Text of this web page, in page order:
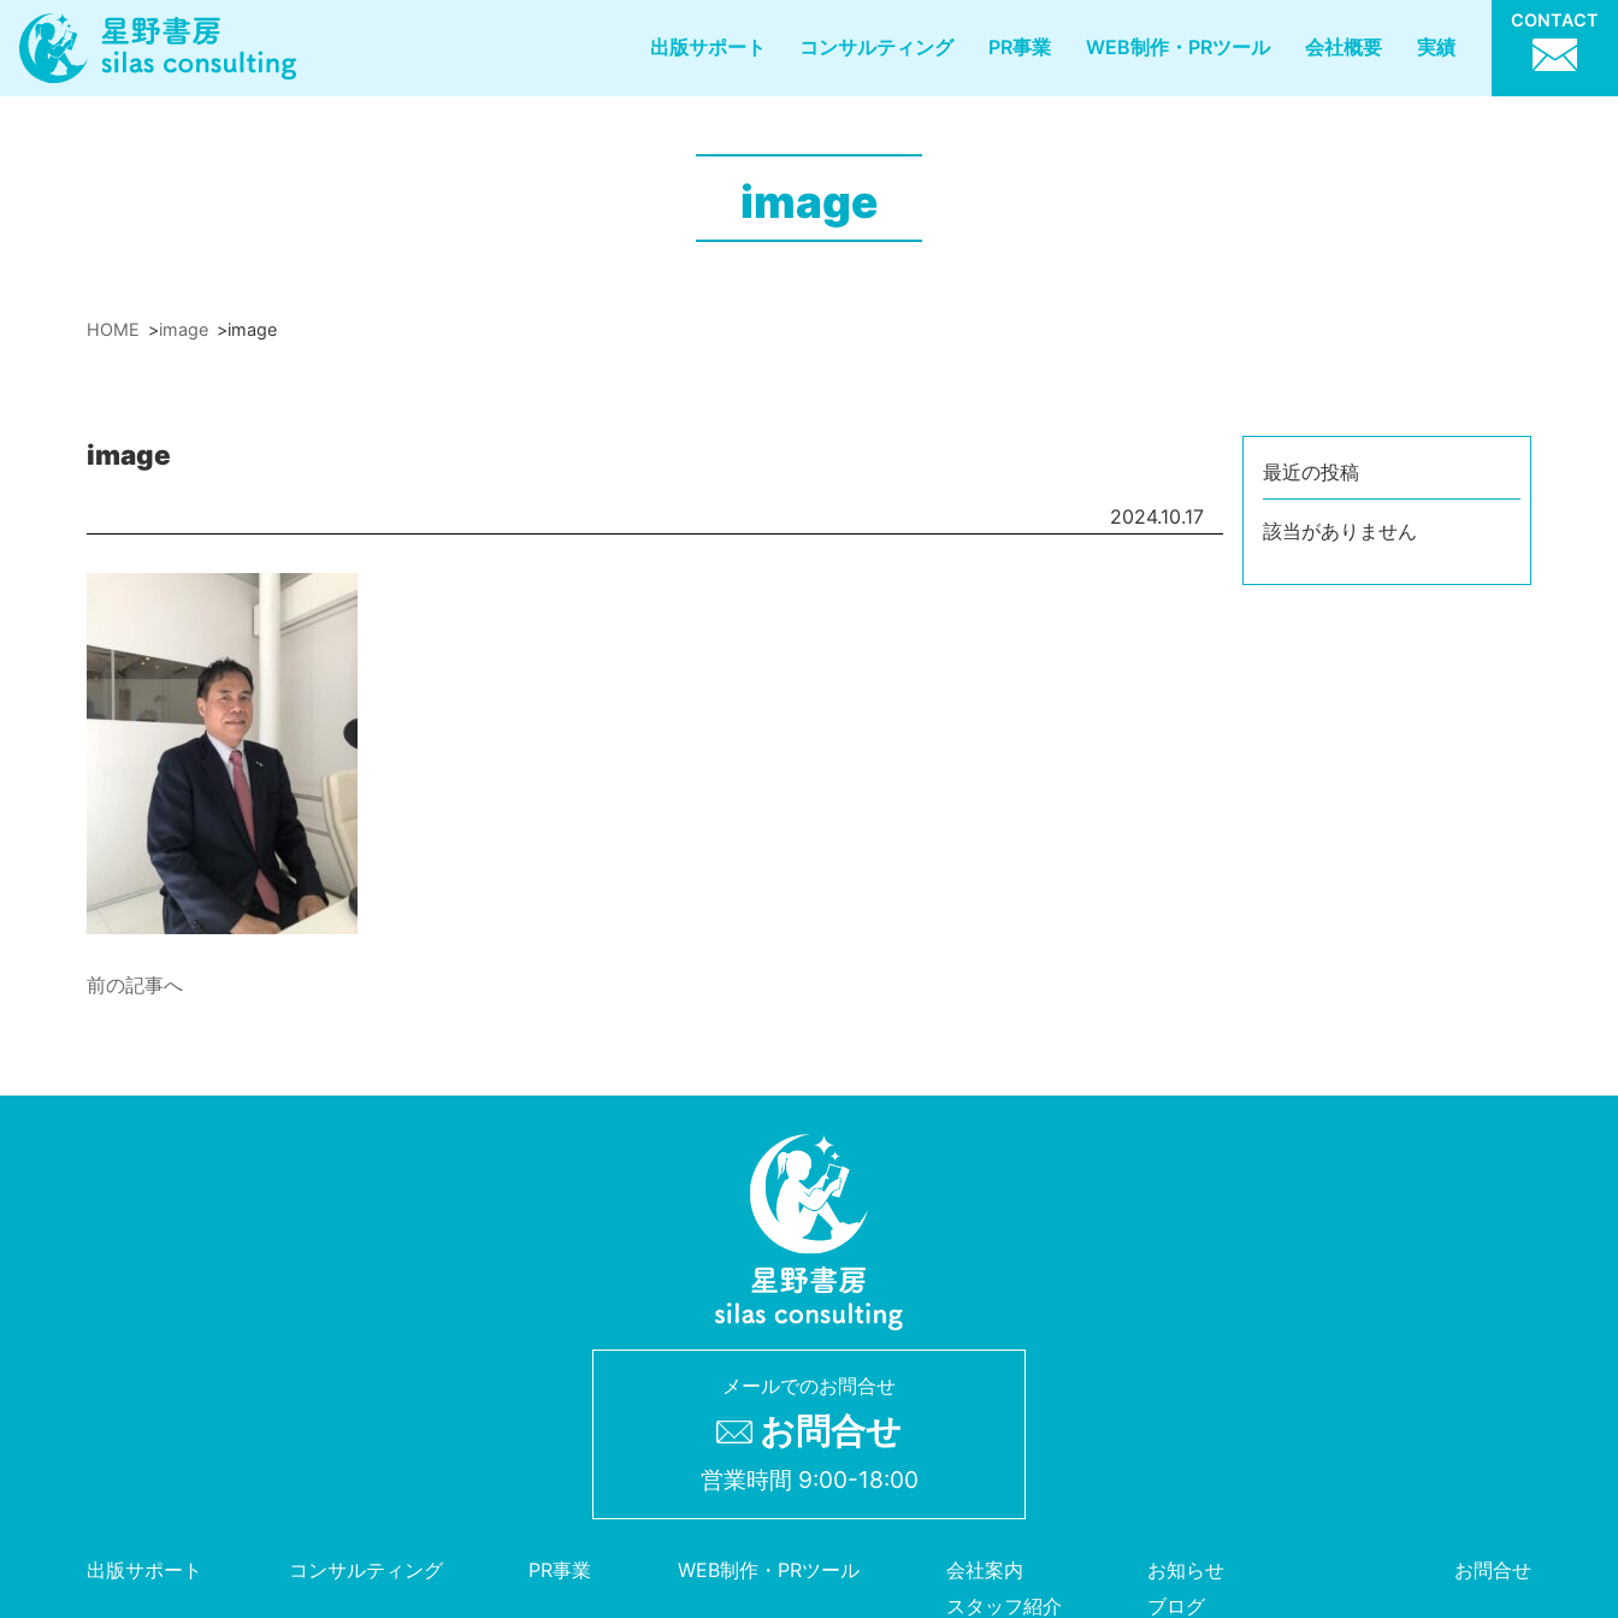
出版サポート コンサルティング PR事業 WEB制作・PRツール 会社概要 実績
CONTACT
image
HOME >image >image
image
2024.10.17
前の記事へ
最近の投稿
該当がありません
メールでのお問合せ
お問合せ
営業時間 9:00-18:00
出版サポート コンサルティング PR事業 WEB制作・PRツール
会社案内
スタッフ紹介
お知らせ
ブログ
お問合せ